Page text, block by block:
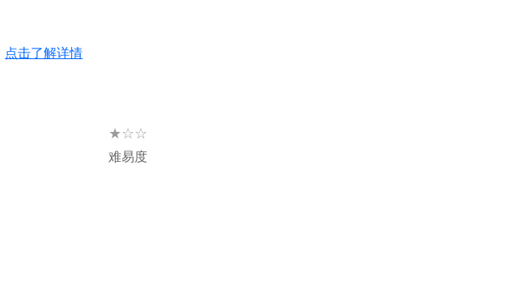
点击了解详情
★☆☆
难易度